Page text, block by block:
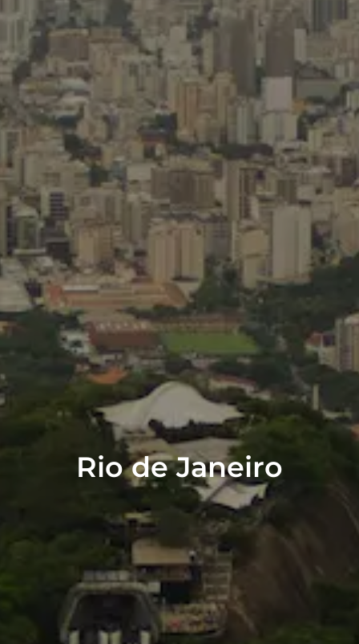
Rio de Janeiro